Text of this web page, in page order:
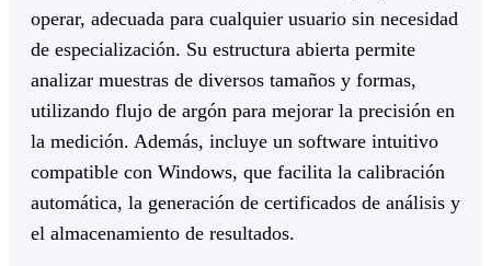
operar, adecuada para cualquier usuario sin necesidad
de especialización. Su estructura abierta permite
analizar muestras de diversos tamaños y formas,
utilizando flujo de argón para mejorar la precisión en
la medición. Además, incluye un software intuitivo
compatible con Windows, que facilita la calibración
automática, la generación de certificados de análisis y
el almacenamiento de resultados.